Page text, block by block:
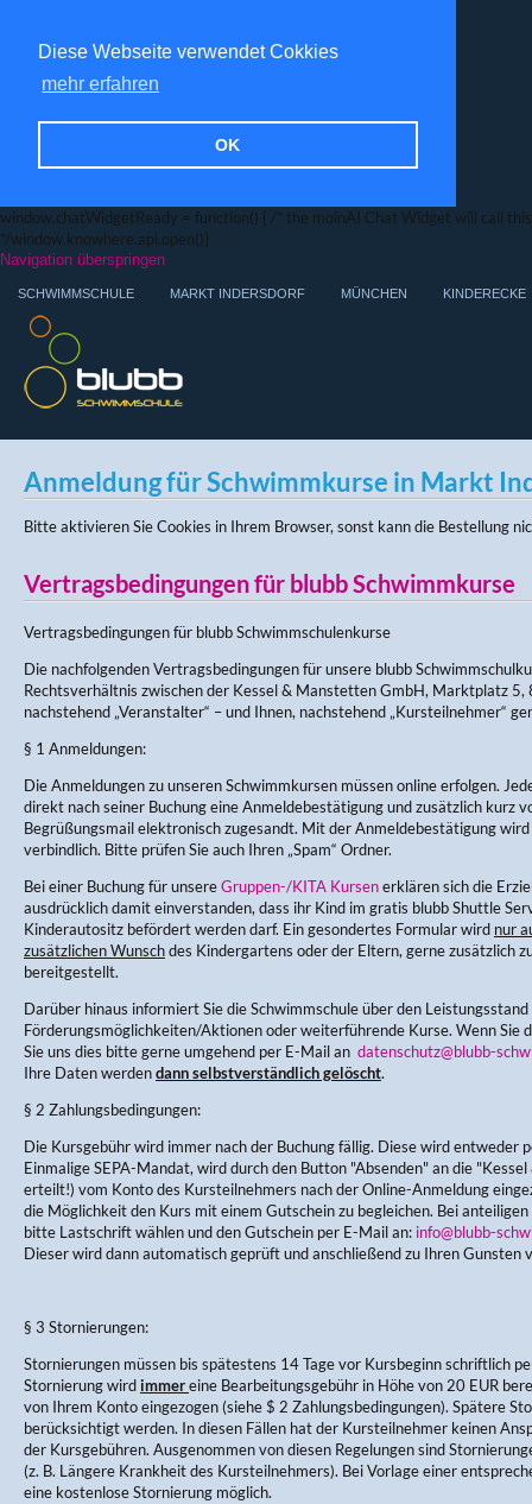
Diese Webseite verwendet Cokkies
mehr erfahren
OK
window.chatWidgetReady = function() { /* the moinAI Chat Widget will call
*/window.knowhere.api.open()}
Navigation überspringen
SCHWIMMSCHULE MARKT INDERSDORF MÜNCHEN KINDERECKE
Anmeldung für Schwimmkurse in Markt
Bitte aktivieren Sie Cookies in Ihrem Browser, sonst kann die Bestellung
Vertragsbedingungen für blubb Schwimmkurse
Vertragsbedingungen für blubb Schwimmschulenkurse
Die nachfolgenden Vertragsbedingungen für unsere blubb
Rechtsverhältnis zwischen der Kessel & Manstetten GmbH, Marktplatz
nachstehend „Veranstalter“ – und Ihnen, nachstehend „Kursteilnehmer“
§ 1 Anmeldungen:
Die Anmeldungen zu unseren Schwimmkursen müssen online erfolgen.
direkt nach seiner Buchung eine Anmeldebestätigung und zusätzlich kurz
Begrüßungsmail elektronisch zugesandt. Mit der Anmeldebestätigung
verbindlich. Bitte prüfen Sie auch Ihren „Spam“ Ordner.
Bei einer Buchung für unsereGruppen-/KITA Kursenerklären sich die
ausdrücklich damit einverstanden, dass ihr Kind im gratis blubb Shuttle
Kinderautositz befördert werden darf. Ein gesondertes Formular wird nur
zusätzlichen Wunschdes Kindergartens oder der Eltern, gerne zusätzlich
bereitgestellt.
Darüber hinaus informiert Sie die Schwimmschule über den
Förderungsmöglichkeiten/Aktionen oder weiterführende Kurse. Wenn Sie
Sie uns dies bitte gerne umgehend per E-Mail an datenschutz@blubb-
Ihre Daten werdendann selbstverständlich gelöscht.
§ 2 Zahlungsbedingungen:
Die Kursgebühr wird immer nach der Buchung fällig. Diese wird entweder
Einmalige SEPA-Mandat, wird durch den Button "Absenden" an die
erteilt!) vom Konto des Kursteilnehmers nach der Online-Anmeldung
die Möglichkeit den Kurs mit einem Gutschein zu begleichen. Bei
bitte Lastschrift wählen und den Gutschein per E-Mail an: info@blubb-
Dieser wird dann automatisch geprüft und anschließend zu Ihren Gunsten
§ 3 Stornierungen:
Stornierungen müssen bis spätestens 14 Tage vor Kursbeginn schriftlich
Stornierung wirdimmereine Bearbeitungsgebühr in Höhe von 20 EUR
von Ihrem Konto eingezogen (siehe $ 2 Zahlungsbedingungen). Spätere
berücksichtigt werden. In diesen Fällen hat der Kursteilnehmer keinen
der Kursgebühren. Ausgenommen von diesen Regelungen sind
(z. B. Längere Krankheit des Kursteilnehmers). Bei Vorlage einer
eine kostenlose Stornierung möglich.